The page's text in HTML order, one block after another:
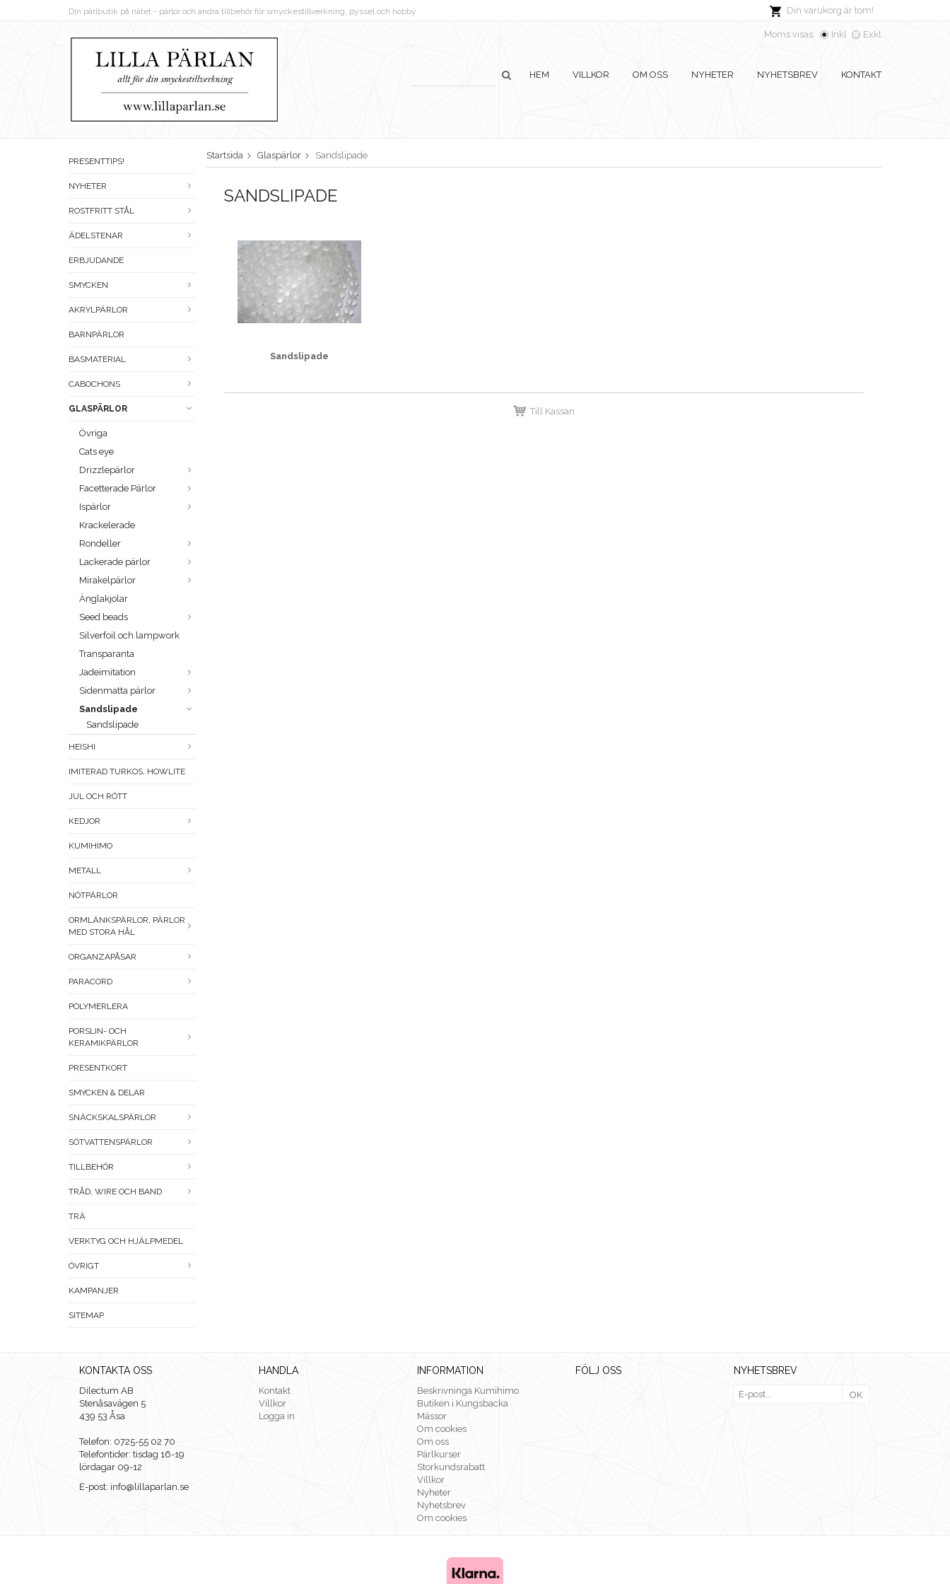
Din varukorg är tom!
Din pärlbutik på nätet - pärlor och andra tillbehör för smyckestillverkning, pyssel och hobby
Moms visas: Inkl Exkl
HEM VILLKOR OM OSS NYHETER NYHETSBREV KONTAKT
PRESENTTIPS!
NYHETER
ROSTFRITT STÅL
ÄDELSTENAR
ERBJUDANDE
SMYCKEN
AKRYLPÄRLOR
BARNPÄRLOR
BASMATERIAL
CABOCHONS
GLASPÄRLOR
Övriga
Cats eye
Drizzlepärlor
Facetterade Pärlor
Ispärlor
Krackelerade
Rondeller
Lackerade pärlor
Mirakelpärlor
Änglakjolar
Seed beads
Silverfoil och lampwork
Transparanta
Jadeimitation
Sidenmatta pärlor
Sandslipade
Sandslipade
HEISHI
IMITERAD TURKOS, HOWLITE
JUL OCH RÖTT
KEDJOR
KUMIHIMO
METALL
NÖTPÄRLOR
ORMLÄNKSPÄRLOR, PÄRLOR
MED STORA HÅL
ORGANZAPÅSAR
PARACORD
POLYMERLERA
PORSLIN- OCH
KERAMIKPÄRLOR
PRESENTKORT
SMYCKEN & DELAR
SNÄCKSKALSPÄRLOR
SÖTVATTENSPÄRLOR
TILLBEHÖR
TRÅD, WIRE OCH BAND
TRÄ
VERKTYG OCH HJÄLPMEDEL
ÖVRIGT
KAMPANJER
SITEMAP
Startsida Glaspärlor Sandslipade
SANDSLIPADE
Sandslipade
Till Kassan
KONTAKTA OSS
Dilectum AB
Stenåsavägen 5
439 53 Åsa
Telefon: 0725-55 02 70
Telefontider: tisdag 16-19
lördagar 09-12
E-post: info@lillaparlan.se
HANDLA
Kontakt
Villkor
Logga in
INFORMATION
Beskrivninga Kumihimo
Butiken i Kungsbacka
Mässor
Om cookies
Om oss
Pärlkurser
Storkundsrabatt
Villkor
Nyheter
Nyhetsbrev
Om cookies
FÖLJ OSS NYHETSBREV
OK